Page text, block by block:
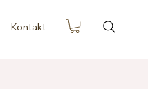
Kontakt